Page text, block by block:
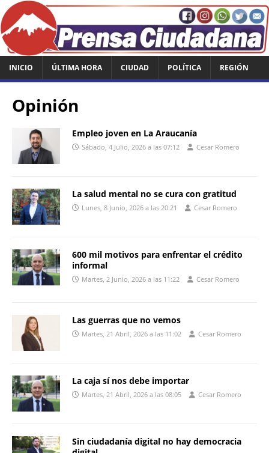
INICIO ÚLTIMA HORA CIUDAD POLÍTICA REGIÓN
Opinión
Empleo joven en La Araucanía
Sábado, 4 Julio, 2026 a las 07:12 Cesar Romero
La salud mental no se cura con gratitud
Lunes, 8 Junio, 2026 a las 20:21 Cesar Romero
600 mil motivos para enfrentar el crédito
informal
Martes, 2 Junio, 2026 a las 11:22 Cesar Romero
Las guerras que no vemos
Martes, 21 Abril, 2026 a las 11:02 Cesar Romero
La caja sí nos debe importar
Martes, 21 Abril, 2026 a las 08:05 Cesar Romero
Sin ciudadanía digital no hay democracia